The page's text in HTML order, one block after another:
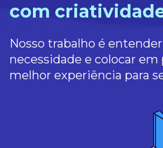
com
Nosso trabalho é
necessidade e colocar em
melhor experiência para